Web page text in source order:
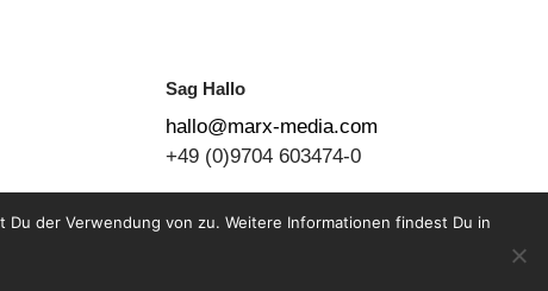
Sag Hallo
hallo@marx-media.com
+49 (0)9704 603474-0
der Verwendung von zu. Weitere Informationen findest Du in